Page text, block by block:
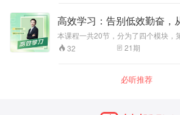
高效学习：告别低效勤奋，
人生赢家
本课程一共20节，分为了四个模块，
来说明如何选择学习内容和通过其它
多知识；第二个模块来介绍一些高效的
一些学习技巧，提高理解力和记忆力
有效率；第四个模块是关于学习中如
32 21期
必听推荐